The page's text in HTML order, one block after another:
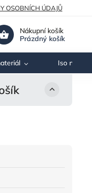
OSOBNÍCH ÚDAJŮ
Nákupní košík
Prázdný košík
Iso